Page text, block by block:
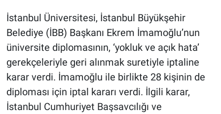
İstanbul Üniversitesi, İstanbul Büyükşehir
Belediye (İBB) Başkanı Ekrem İmamoğlu’nun
üniversite diplomasının, ‘yokluk ve açık hata’
gerekçeleriyle geri alınmak suretiyle iptaline
karar verdi. İmamoğlu ile birlikte 28 kişinin de
diploması için iptal kararı verdi. İlgili karar,
İstanbul Cumhuriyet Başsavcılığı ve
Gündem Özel
Günün görüntüsü
Haber
İlan